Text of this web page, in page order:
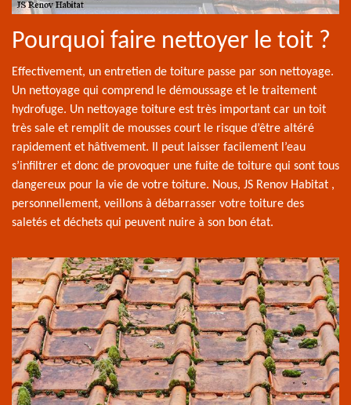
Pourquoi faire nettoyer le toit ?
Effectivement, un entretien de toiture passe par son nettoyage.
Un nettoyage qui comprend le démoussage et le traitement
hydrofuge. Un nettoyage toiture est très important car un toit
très sale et remplit de mousses court le risque d’être altéré
rapidement et hâtivement. Il peut laisser facilement l’eau
s’infiltrer et donc de provoquer une fuite de toiture qui sont tous
dangereux pour la vie de votre toiture. Nous, JS Renov Habitat ,
personnellement, veillons à débarrasser votre toiture des
saletés et déchets qui peuvent nuire à son bon état.